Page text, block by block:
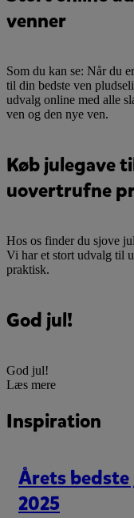
venner
Som du kan se: Når du
til din bedste ven
udvalg online med alle
ven og den nye ven.
Køb julegave
uovertrufne
Hos os finder du sjove
Vi har et stort udvalg til
praktisk.
God jul!
God jul!
Læs mere
Inspiration
Årets
2025